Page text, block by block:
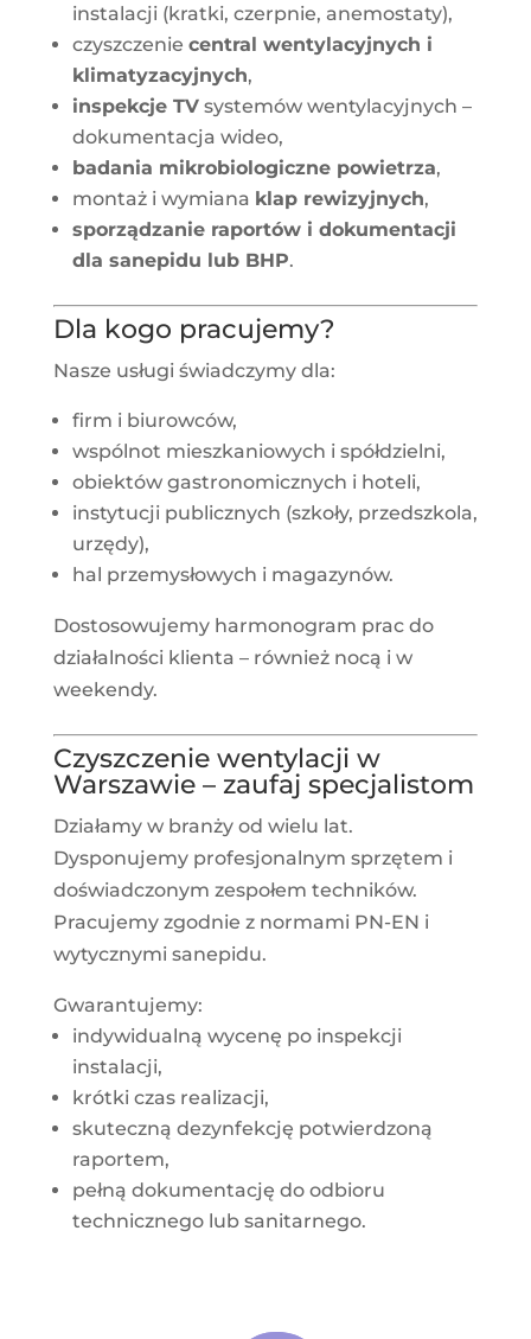
instalacji (kratki, czerpnie, anemostaty),
czyszczenie central wentylacyjnych i
klimatyzacyjnych,
inspekcje TVsystemów wentylacyjnych –
dokumentacja wideo,
badania mikrobiologiczne powietrza,
montaż i wymiana klap rewizyjnych,
sporządzanie raportów i dokumentacji
dla sanepidu lub BHP.
Dla kogo pracujemy?
Nasze usługi świadczymy dla:
firm i biurowców,
wspólnot mieszkaniowych i spółdzielni,
obiektów gastronomicznych i hoteli,
instytucji publicznych (szkoły, przedszkola,
urzędy),
hal przemysłowych i magazynów.
Dostosowujemy harmonogram prac do
działalności klienta – również nocą i w
weekendy.
Czyszczenie wentylacji w
Warszawie – zaufaj specjalistom
Działamy w branży od wielu lat.
Dysponujemy profesjonalnym sprzętem i
doświadczonym zespołem techników.
Pracujemy zgodnie z normami PN-EN i
wytycznymi sanepidu.
Gwarantujemy:
indywidualną wycenę po inspekcji
instalacji,
krótki czas realizacji,
skuteczną dezynfekcję potwierdzoną
raportem,
pełną dokumentację do odbioru
technicznego lub sanitarnego.